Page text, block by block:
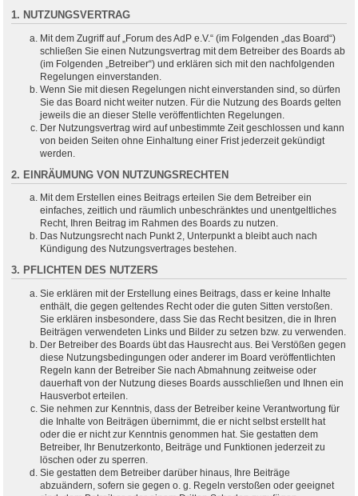
1. NUTZUNGSVERTRAG
Mit dem Zugriff auf „Forum des AdP e.V.“ (im Folgenden „das Board“)
schließen Sie einen Nutzungsvertrag mit dem Betreiber des Boards ab
(im Folgenden „Betreiber“) und erklären sich mit den nachfolgenden
Regelungen einverstanden.
Wenn Sie mit diesen Regelungen nicht einverstanden sind, so dürfen
Sie das Board nicht weiter nutzen. Für die Nutzung des Boards gelten
jeweils die an dieser Stelle veröffentlichten Regelungen.
Der Nutzungsvertrag wird auf unbestimmte Zeit geschlossen und kann
von beiden Seiten ohne Einhaltung einer Frist jederzeit gekündigt
werden.
2. EINRÄUMUNG VON NUTZUNGSRECHTEN
Mit dem Erstellen eines Beitrags erteilen Sie dem Betreiber ein
einfaches, zeitlich und räumlich unbeschränktes und unentgeltliches
Recht, Ihren Beitrag im Rahmen des Boards zu nutzen.
Das Nutzungsrecht nach Punkt 2, Unterpunkt a bleibt auch nach
Kündigung des Nutzungsvertrages bestehen.
3. PFLICHTEN DES NUTZERS
Sie erklären mit der Erstellung eines Beitrags, dass er keine Inhalte
enthält, die gegen geltendes Recht oder die guten Sitten verstoßen.
Sie erklären insbesondere, dass Sie das Recht besitzen, die in Ihren
Beiträgen verwendeten Links und Bilder zu setzen bzw. zu verwenden.
Der Betreiber des Boards übt das Hausrecht aus. Bei Verstößen gegen
diese Nutzungsbedingungen oder anderer im Board veröffentlichten
Regeln kann der Betreiber Sie nach Abmahnung zeitweise oder
dauerhaft von der Nutzung dieses Boards ausschließen und Ihnen ein
Hausverbot erteilen.
Sie nehmen zur Kenntnis, dass der Betreiber keine Verantwortung für
die Inhalte von Beiträgen übernimmt, die er nicht selbst erstellt hat
oder die er nicht zur Kenntnis genommen hat. Sie gestatten dem
Betreiber, Ihr Benutzerkonto, Beiträge und Funktionen jederzeit zu
löschen oder zu sperren.
Sie gestatten dem Betreiber darüber hinaus, Ihre Beiträge
abzuändern, sofern sie gegen o. g. Regeln verstoßen oder geeignet